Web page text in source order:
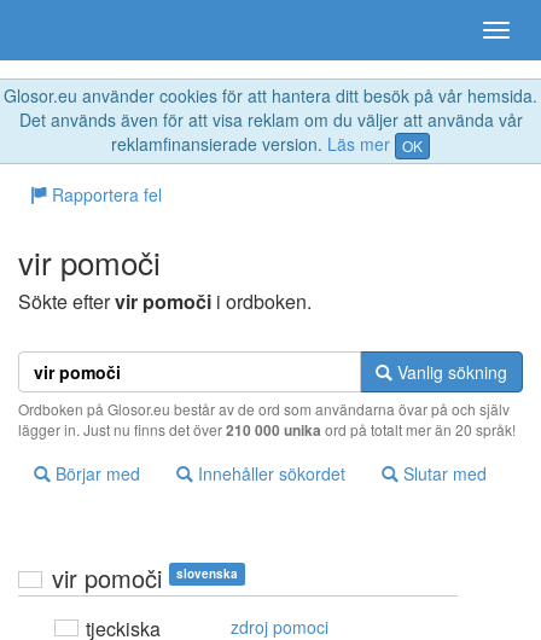
Glosor.eu använder cookies för att hantera ditt besök på vår hemsida.
Det används även för att visa reklam om du väljer att använda vår
reklamfinansierade version. Läs mer OK
Rapportera fel
vir pomoči
Sökte eftervir pomoči i ordboken.
Vanlig sökning
Ordboken på Glosor.eu består av de ord som användarna övar på och själv
lägger in. Just nu finns det över210 000 unika ord på totalt mer än 20 språk!
Börjar med Innehåller sökordet Slutar med
vir pomoči slovenska
tjeckiska zdroj pomoci